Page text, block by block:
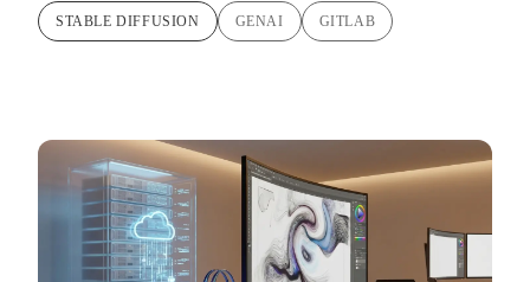
STABLE DIFFUSION GENAI GITLAB